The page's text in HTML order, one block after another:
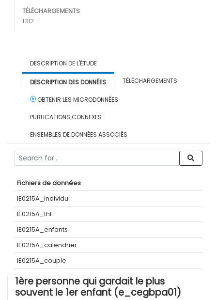
TÉLÉCHARGEMENTS
1312
DESCRIPTION DE L'ÉTUDE
DESCRIPTION DES DONNÉES TÉLÉCHARGEMENTS
OBTENIR LES MICRODONNÉES
PUBLICATIONS CONNEXES
ENSEMBLES DE DONNÉES ASSOCIÉS
Fichiers de données
IE0215A_individu
IE0215A_thl
IE0215A_enfants
IE0215A_calendrier
IE0215A_couple
1ère personne qui gardait le plus
souvent le 1er enfant (e_cegbpa01)